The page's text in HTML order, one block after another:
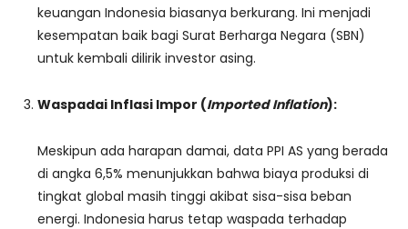
keuangan Indonesia biasanya berkurang. Ini menjadi
kesempatan baik bagi Surat Berharga Negara (SBN)
untuk kembali dilirik investor asing.
Waspadai Inflasi Impor (Imported Inflation):
Meskipun ada harapan damai, data PPI AS yang berada
di angka 6,5% menunjukkan bahwa biaya produksi di
tingkat global masih tinggi akibat sisa-sisa beban
energi. Indonesia harus tetap waspada terhadap